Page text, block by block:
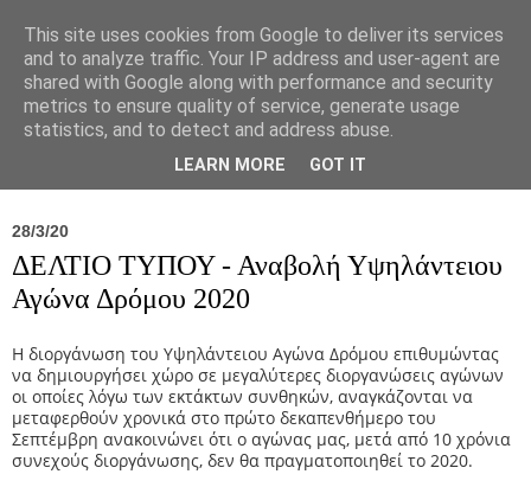
Σύλλογος Ιπποκράτειος
28/3/20
ΔΕΛΤΙΟ ΤΥΠΟΥ - Αναβολή Υψηλάντειου
Αγώνα Δρόμου 2020
Η διοργάνωση του Υψηλάντειου Αγώνα Δρόμου επιθυμώντας
να δημιουργήσει χώρο σε μεγαλύτερες διοργανώσεις αγώνων
οι οποίες λόγω των εκτάκτων συνθηκών, αναγκάζονται να
μεταφερθούν χρονικά στο πρώτο δεκαπενθήμερο του
Σεπτέμβρη ανακοινώνει ότι ο αγώνας μας, μετά από 10 χρόνια
συνεχούς διοργάνωσης, δεν θα πραγματοποιηθεί το 2020.
This site uses cookies from Google to deliver its services
and to analyze traffic. Your IP address and user-agent are
shared with Google along with performance and security
metrics to ensure quality of service, generate usage
statistics, and to detect and address abuse.
LEARN MORE GOT IT